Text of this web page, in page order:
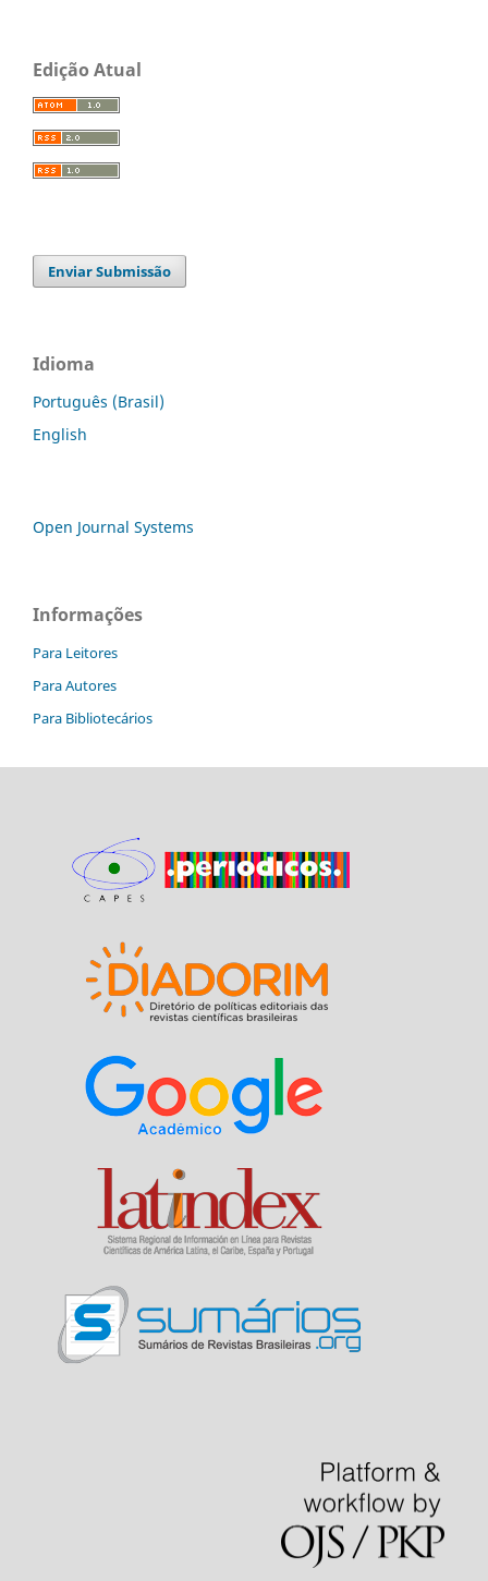
Edição Atual
Enviar Submissão
Idioma
Português (Brasil)
English
Open Journal Systems
Informações
Para Leitores
Para Autores
Para Bibliotecários